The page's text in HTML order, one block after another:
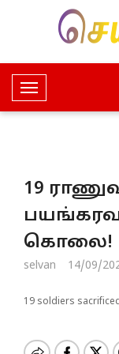
T
o
e
a
v
i
a
19
கொலை!
selvan 14/09/
19 soldiers